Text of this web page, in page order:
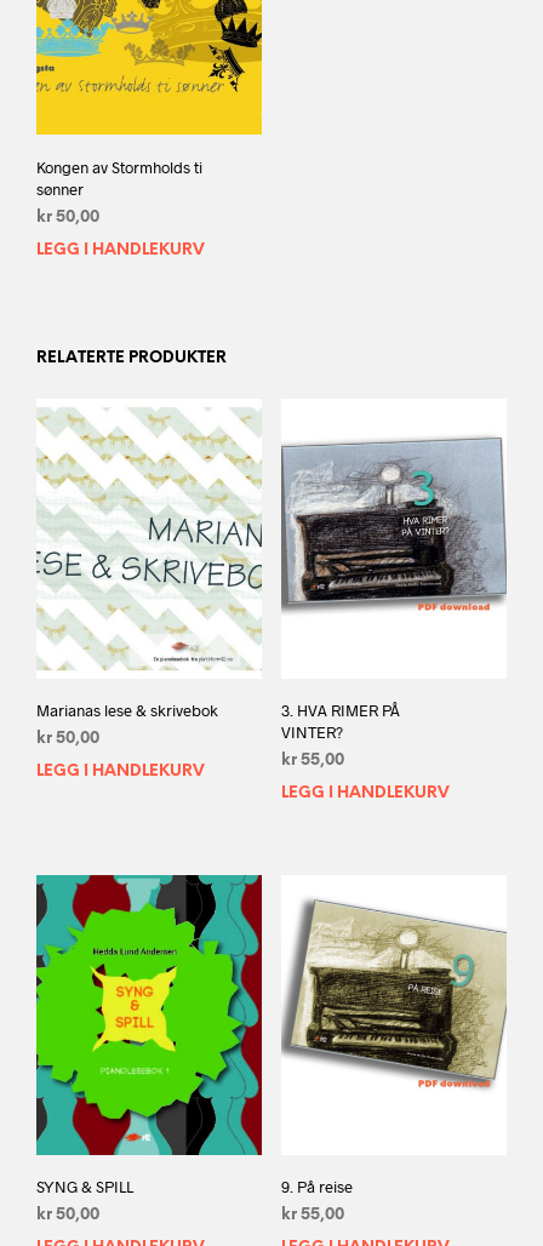
Kongen av Stormholds ti
sønner
kr 50,00
LEGG I HANDLEKURV
RELATERTE PRODUKTER
Marianas lese & skrivebok
kr 50,00
LEGG I HANDLEKURV
3. HVA RIMER PÅ
VINTER?
kr55,00
LEGG I HANDLEKURV
SYNG & SPILL
kr 50,00
9. På reise
kr55,00